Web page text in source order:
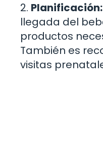
2. Planificación:
llegada del
productos
También es
visitas